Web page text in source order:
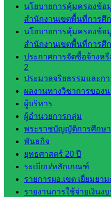
นโยบายการคุ้มครองข้อ
สำนักงานเขตพื้นที่การศึ
นโยบายการคุ้มครองข้อ
สำนักงานเขตพื้นที่การศึ
ประกาศการจัดซื้อจ้างห
2
ประมวลจริยธรรมและก
ผลงานทางวิชาการขอ
ผู้บริหาร
ผู้อำนวยการกลุ่ม
พระราชบัญญัติการศึกษา
พันธกิจ
ยุทธศาสตร์ 20 ปี
ระเบียบ/หลักเกณฑ์
รายการผอ.เขต เยี่ยมยา
รายงานการใช้จ่ายเงินง
ดร.สราว
ดี เพ็งศรี
โคตร
เว็บไซต์
คณะ
กรรมการ
ก.ต.ป.น.
เว็บไซต์
อ.ค.ก.ศ.เขต
พื้นที่การ
ดาวน์โหลด